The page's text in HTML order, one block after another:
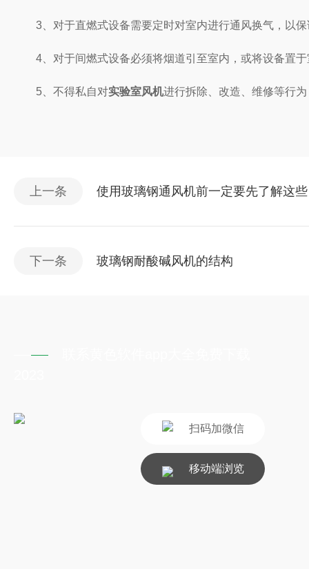
3、对于直燃式设备需要定时对室内进行通风换气，以
4、对于间燃式设备必须将烟道引至室内，或将设备置于室
5、不得私自对实验室风机进行拆除、改造、维修等行
上一条 使用玻璃钢通风机前一定要先了解这些
下一条 玻璃钢耐酸碱风机的结构
扫码加微信
移动端浏览